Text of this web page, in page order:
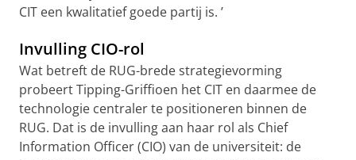
CIT een kwalitatief goede partij is. ’
Invulling CIO-rol
Wat betreft de RUG-brede strategievorming
probeert Tipping-Griffioen het CIT en daarmee de
technologie centraler te positioneren binnen de
RUG. Dat is de invulling aan haar rol als Chief
Information Officer (CIO) van de universiteit: de